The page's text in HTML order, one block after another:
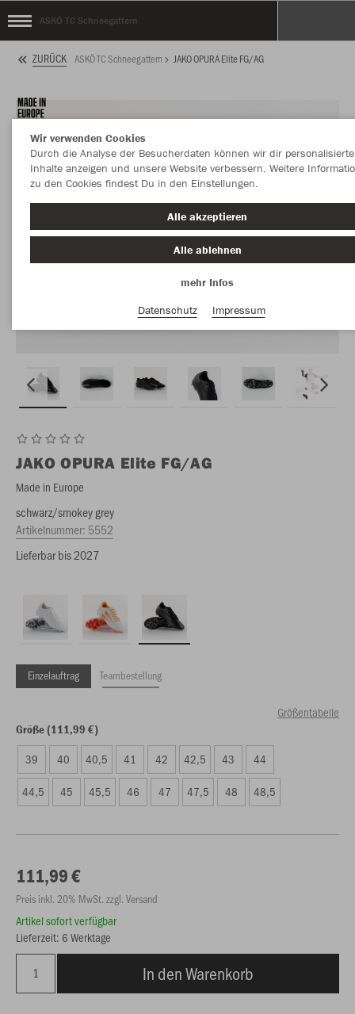
ASKÖ TC Schneegattern
ZURÜCK ASKÖ TC Schneegattern JAKO OPURA Elite FG/AG
JAKO OPURA Elite FG/AG
Made in Europe
schwarz/smokey grey
Artikelnummer: 5552
Lieferbar bis 2027
Einzelauftrag Teambestellung
Größentabelle
Größe (111,99 €)
39 40 40,5 41 42 42,5 43 44
44,5 45 45,5 46 47 47,5 48 48,5
111,99 €
Preis inkl. 20% MwSt. zzgl. Versand
Artikel sofort verfügbar
Lieferzeit: 6 Werktage
In den Warenkorb
Wir verwenden Cookies
Durch die Analyse der Besucherdaten können wir dir personalisierte
Inhalte anzeigen und unsere Website verbessern. Weitere
zu den Cookies findest Du in den Einstellungen.
Alle akzeptieren
Alle ablehnen
mehr Infos
Datenschutz
Impressum